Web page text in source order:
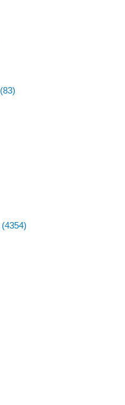
(83)
(4354)